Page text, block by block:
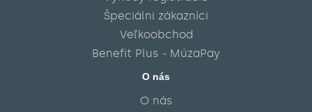
Špeciálni zákazníci
Veľkoobchod
Benefit Plus - MúzaPay
O nás
O nás